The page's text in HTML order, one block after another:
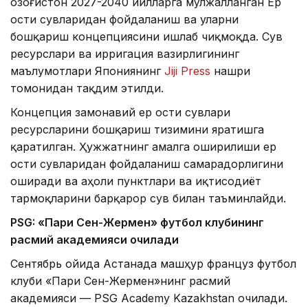
ости сувларидан фойдаланиш ва уларни
бошқариш концепциясини ишлаб чиқмоқда. Сув
ресурслари ва ирригация вазирлигининг
маълумотлари Япониянинг Jiji Press нашри
томонидан тақдим этилди.
Концепция замонавий ер ости сувлари
ресурсларини бошқариш тизимини яратишга
қаратилган. Ҳужжатнинг амалга оширилиши ер
ости сувларидан фойдаланиш самарадорлигини
оширади ва аҳоли пунктлари ва иқтисодиёт
тармоқларини барқарор сув билан таъминлайди.
PSG: «Пари Сен-Жермен» футбол клубининг
расмий академияси очилади
Сентябрь ойида Астанада машҳур француз футбол
клуби «Пари Сен-Жермен»нинг расмий
академияси — PSG Academy Kazakhstan очилади.